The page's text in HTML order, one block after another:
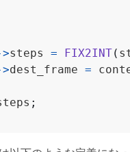
steps = FIX2INT(
dest_frame =
;